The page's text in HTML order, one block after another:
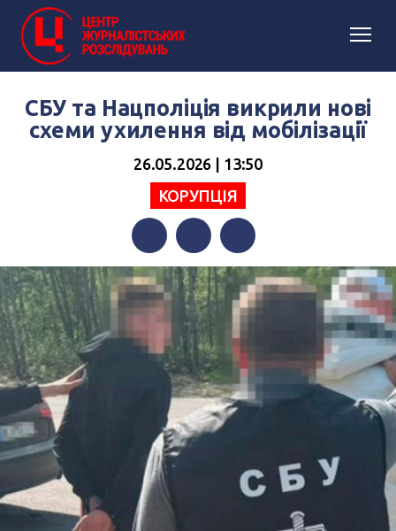
СБУ та Нацполіція викрили нові
схеми ухилення від мобілізації
26.05.2026 | 13:50
КОРУПЦІЯ
FacebookTwitterTelegram